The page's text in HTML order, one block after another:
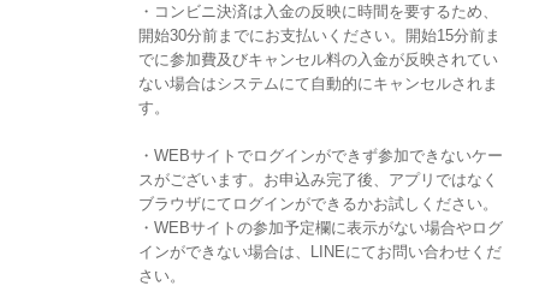
・コンビニ決済は入金の反映に時間を要するため、
開始30分前までにお支払いください。開始15分前ま
でに参加費及びキャンセル料の入金が反映されてい
ない場合はシステムにて自動的にキャンセルされま
す。
・WEBサイトでログインができず参加できないケー
スがございます。お申込み完了後、アプリではなく
ブラウザにてログインができるかお試しください。
・WEBサイトの参加予定欄に表示がない場合やログ
インができない場合は、LINEにてお問い合わせくだ
さい。